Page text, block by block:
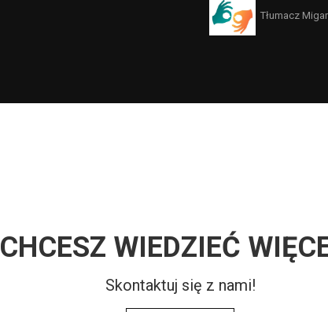
Tłumacz
CHCESZ WIEDZIEĆ
Skontaktuj się z nami!